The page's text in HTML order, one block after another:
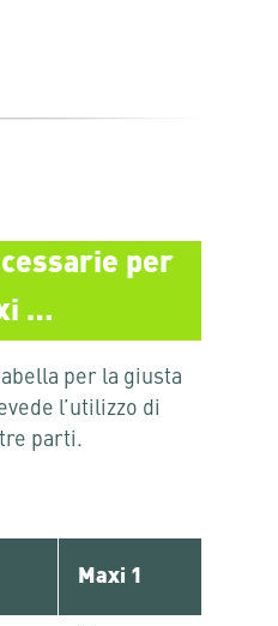
per
…
per la giusta
l’utilizzo di
parti.
Maxi 1